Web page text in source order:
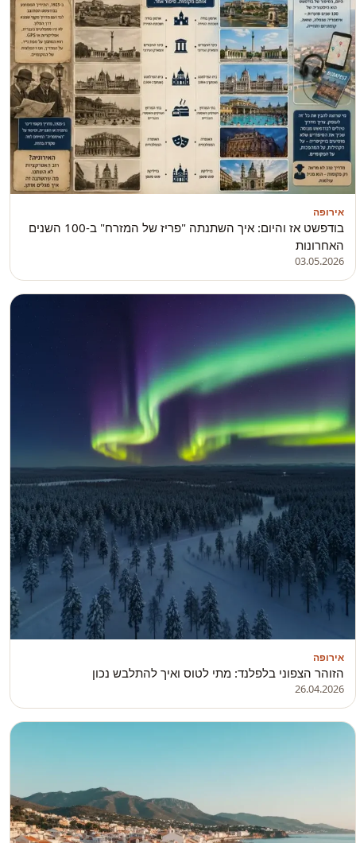
אירופה
בודפשט אז והיום: איך השתנתה "פריז של המזרח" ב-100 השנים
האחרונות
03.05.2026
אירופה
הזוהר הצפוני בלפלנד: מתי לטוס ואיך להתלבש נכון
26.04.2026